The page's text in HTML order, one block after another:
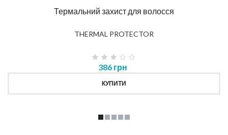
Термальний захист для волосся
THERMAL PROTECTOR
386 грн
КУПИТИ